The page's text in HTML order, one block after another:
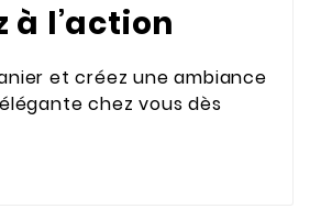
à l’action
et créez une ambiance
chez vous dès